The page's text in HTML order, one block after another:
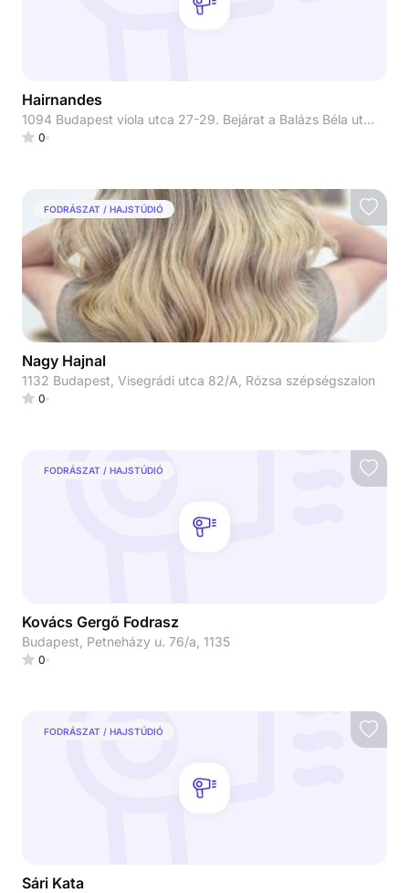
Hairnandes
1094 Budapest viola utca 27-29. Bejárat a Balázs Béla utcáról
0
FODRÁSZAT / HAJSTÚDIÓ
Nagy Hajnal
1132 Budapest, Visegrádi utca 82/A, Rózsa szépségszalon
0
FODRÁSZAT / HAJSTÚDIÓ
Kovács Gergő Fodrasz
Budapest, Petneházy u. 76/a, 1135
0
FODRÁSZAT / HAJSTÚDIÓ
Sári Kata